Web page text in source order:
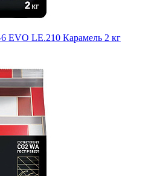
EVO LE.210 Карамель 2 кг